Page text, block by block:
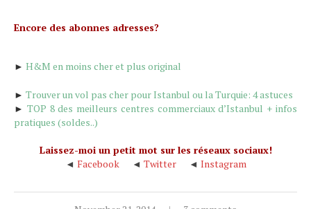
Encore des abonnes adresses?
► H&M en moins cher et plus original
► Trouver un vol pas cher pour Istanbul ou la Turquie: 4 astuces
► TOP 8 des meilleurs centres commerciaux d’Istanbul + infos
pratiques (soldes..)
Laissez-moi un petit mot sur les réseaux sociaux!
◄ Facebook ◄ Twitter ◄ Instagram